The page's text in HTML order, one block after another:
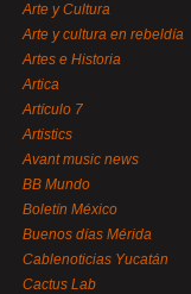
Arte y Cultura
Arte y cultura en rebeldía
Artes e Historia
Artica
Artículo 7
Artistics
Avant music news
BB Mundo
Boletín México
Buenos días Mérida
Cablenoticias Yucatán
Cactus Lab